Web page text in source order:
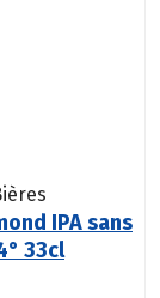
IPA sans
33cl